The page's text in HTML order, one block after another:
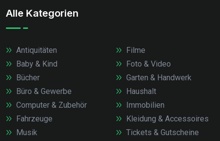
Alle Kategorien
Antiquitäten
Baby & Kind
Bücher
Büro & Gewerbe
Computer & Zubehör
Fahrzeuge
Filme
Foto & Video
Garten & Handwerk
Haushalt
Immobilien
Kleidung & Accessoires
Musik
Tickets & Gutscheine